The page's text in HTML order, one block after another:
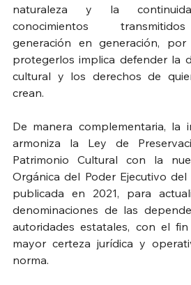
naturaleza y la
conocimientos
generación en generación,
protegerlos implica defender la
cultural y los derechos de
crean.
De manera complementaria, la
armoniza la Ley de
Patrimonio Cultural con la
Orgánica del Poder Ejecutivo del
publicada en 2021, para
denominaciones de las
autoridades estatales, con el
mayor certeza jurídica y
norma.